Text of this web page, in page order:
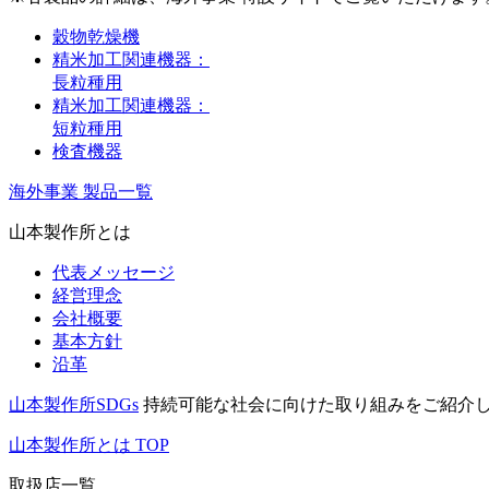
穀物乾燥機
精米加工関連機器：
長粒種用
精米加工関連機器：
短粒種用
検査機器
海外事業 製品一覧
山本製作所とは
代表メッセージ
経営理念
会社概要
基本方針
沿革
山本製作所SDGs 持続可能な社会に向けた取り組みをご紹介
山本製作所とは TOP
取扱店一覧